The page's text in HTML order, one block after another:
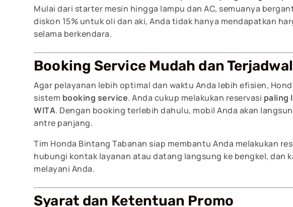
Mulai dari starter mesin hingga lampu dan AC, semuanya
diskon 15% untuk oli dan aki, Anda tidak hanya mendapatkan
selama berkendara.
Booking Service Mudah dan Terjadwal
Agar pelayanan lebih optimal dan waktu Anda lebih efisien,
sistem booking service. Anda cukup melakukan reservasi paling
WITA. Dengan booking terlebih dahulu, mobil Anda akan
antre panjang.
Tim Honda Bintang Tabanan siap membantu Anda melakukan
hubungi kontak layanan atau datang langsung ke bengkel, dan
melayani Anda.
Syarat dan Ketentuan Promo